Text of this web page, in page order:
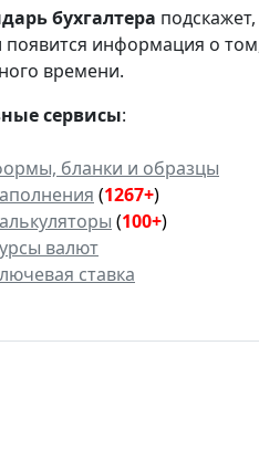
бухгалтера
появится информация о
времени.
сервисы:
бланки и образцы
(1267+)
(100+)
валют
ставка